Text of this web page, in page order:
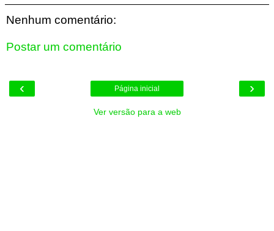
Nenhum comentário:
Postar um comentário
‹ ›
Página inicial
Ver versão para a web